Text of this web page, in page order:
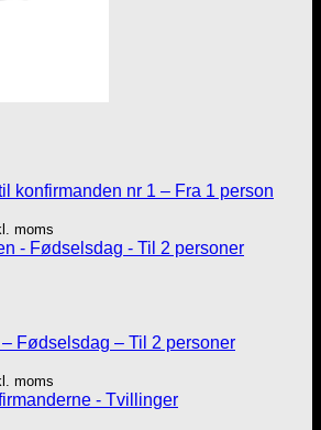
konfirmanden nr 1 – Fra 1 person
kr.
moms
Fødselsdag – Til 2 personer
kr.
moms